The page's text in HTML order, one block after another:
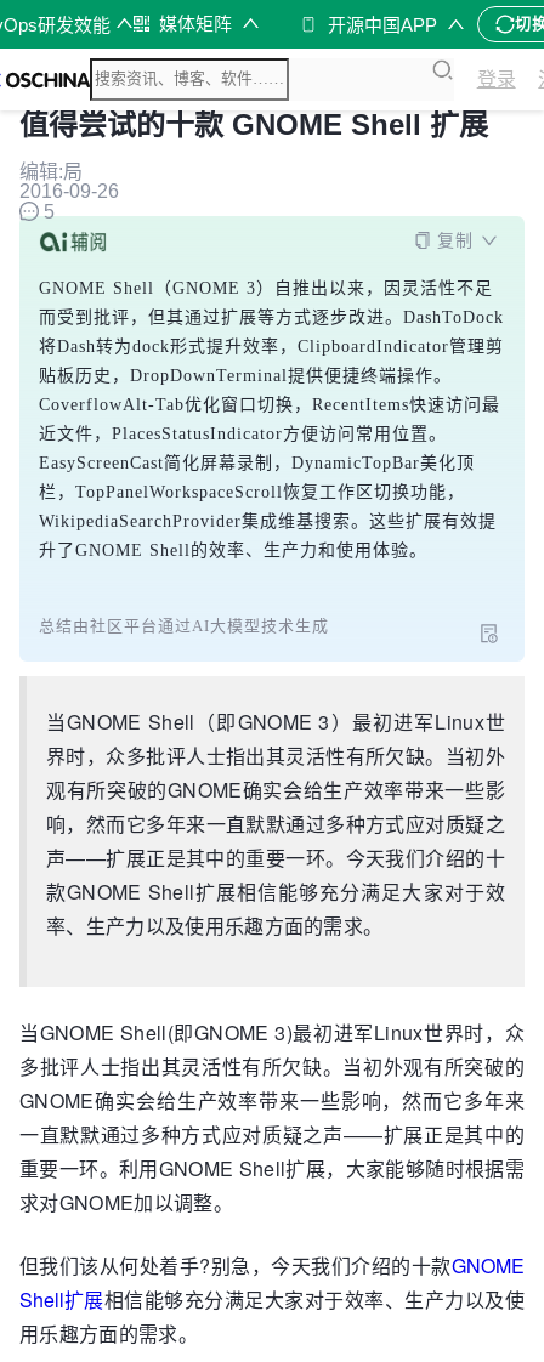
研发效能 媒体矩阵 开源中国APP 切
登录
值得尝试的十款 GNOME Shell 扩展
编辑:局
2016-09-26
5
复制
GNOME Shell（GNOME 3）自推出以来，因灵活性不足
而受到批评，但其通过扩展等方式逐步改进。DashToDock
将Dash转为dock形式提升效率，ClipboardIndicator管理剪
贴板历史，DropDownTerminal提供便捷终端操作。
CoverflowAlt-Tab优化窗口切换，RecentItems快速访问最
近文件，PlacesStatusIndicator方便访问常用位置。
EasyScreenCast简化屏幕录制，DynamicTopBar美化顶
栏，TopPanelWorkspaceScroll恢复工作区切换功能，
WikipediaSearchProvider集成维基搜索。这些扩展有效提
升了GNOME Shell的效率、生产力和使用体验。
总结由社区平台通过AI大模型技术生成
当GNOME Shell（即GNOME 3）最初进军Linux世
界时，众多批评人士指出其灵活性有所欠缺。当初外
观有所突破的GNOME确实会给生产效率带来一些影
响，然而它多年来一直默默通过多种方式应对质疑之
声——扩展正是其中的重要一环。今天我们介绍的十
款GNOME Shell扩展相信能够充分满足大家对于效
率、生产力以及使用乐趣方面的需求。
当GNOME Shell(即GNOME 3)最初进军Linux世界时，众
多批评人士指出其灵活性有所欠缺。当初外观有所突破的
GNOME确实会给生产效率带来一些影响，然而它多年来
一直默默通过多种方式应对质疑之声——扩展正是其中的
重要一环。利用GNOME Shell扩展，大家能够随时根据需
求对GNOME加以调整。
但我们该从何处着手?别急，今天我们介绍的十款GNOME
Shell扩展相信能够充分满足大家对于效率、生产力以及使
用乐趣方面的需求。